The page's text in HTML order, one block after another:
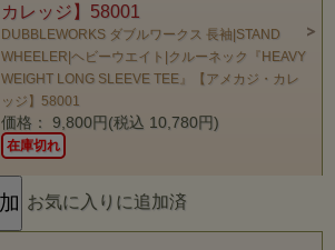
カレッジ】58001
DUBBLEWORKS ダブルワークス 長袖|STAND
WHEELER|ヘビーウエイト|クルーネック『HEAVY
WEIGHT LONG SLEEVE TEE』【アメカジ・カレ
ッジ】58001
価格： 9,800円(税込 10,780円)
在庫切れ
お気に入りに追加済